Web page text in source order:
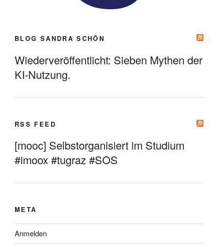
BLOG SANDRA SCHÖN
Wiederveröffentlicht: Sieben Mythen der
KI-Nutzung.
RSS FEED
[mooc] Selbstorganisiert im Studium
#imoox #tugraz #SOS
META
Anmelden